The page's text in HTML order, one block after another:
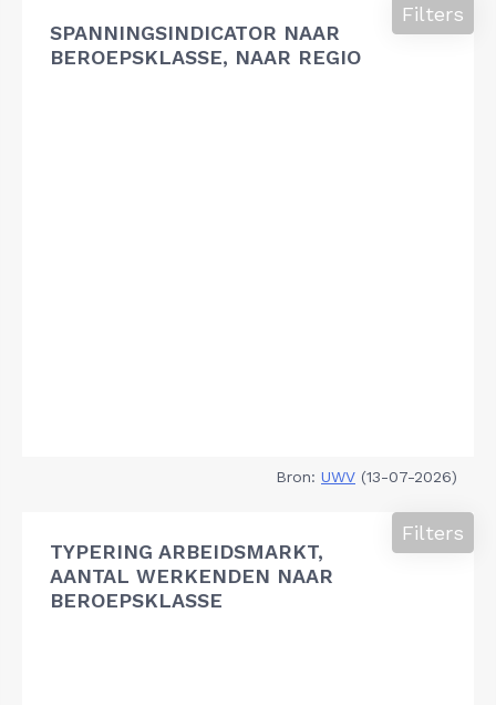
SPANNINGSINDICATOR NAAR
BEROEPSKLASSE, NAAR REGIO
Filters
Bron: UWV (13-07-2026)
TYPERING ARBEIDSMARKT,
AANTAL WERKENDEN NAAR
BEROEPSKLASSE
Filters